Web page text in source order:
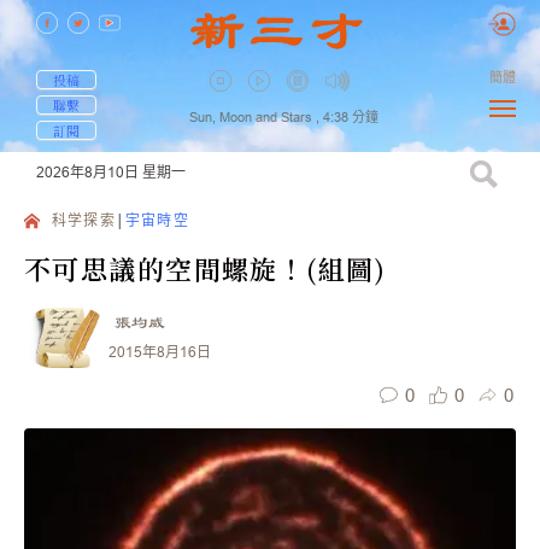
投稿
聯繫
訂閱
Sun, Moon and Stars , 4:38 分鐘
簡體
2026年8月10日 星期一
科学探索 宇宙時空
不可思議的空間螺旋！(組圖)
張均威
2015年8月16日
0 0 0